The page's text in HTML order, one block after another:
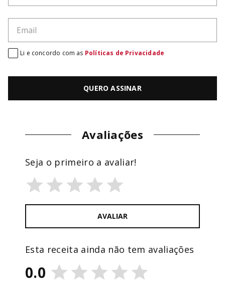
QUERO ASSINAR
Li e concordo com as Políticas de Privacidade
Avaliações
Esta receita ainda não tem avaliações
0.0
Seja o primeiro a avaliar!
AVALIAR